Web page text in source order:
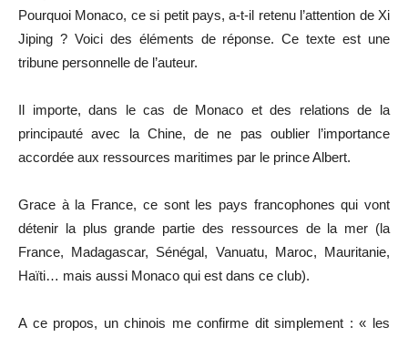
Pourquoi Monaco, ce si petit pays, a-t-il retenu l’attention de Xi
Jiping ? Voici des éléments de réponse. Ce texte est une
tribune personnelle de l’auteur.
Il importe, dans le cas de Monaco et des relations de la
principauté avec la Chine, de ne pas oublier l’importance
accordée aux ressources maritimes par le prince Albert.
Grace à la France, ce sont les pays francophones qui vont
détenir la plus grande partie des ressources de la mer (la
France, Madagascar, Sénégal, Vanuatu, Maroc, Mauritanie,
Haïti… mais aussi Monaco qui est dans ce club).
A ce propos, un chinois me confirme dit simplement : « les